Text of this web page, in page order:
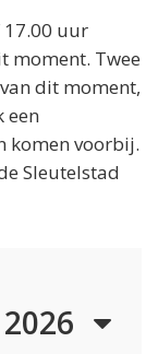
uur
moment. Twee
dit moment,
een
komen voorbij.
Sleutelstad